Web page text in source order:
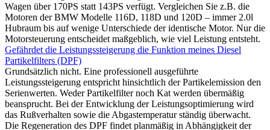
Wagen über 170PS statt 143PS verfügt. Vergleichen Sie z.B. die
Motoren der BMW Modelle 116D, 118D und 120D – immer 2.0l
Hubraum bis auf wenige Unterschiede der identische Motor. Nur die
Motorsteuerung entscheidet maßgeblich, wie viel Leistung entsteht.
Gefährdet die Leistungssteigerung die Funktion meines Diesel
Partikelfilters (DPF)
Grundsätzlich nicht. Eine professionell ausgeführte
Leistungssteigerung entspricht hinsichtlich der Partikelemission den
Serienwerten. Weder Partikelfilter noch Kat werden übermäßig
beansprucht. Bei der Entwicklung der Leistungsoptimierung wird
das Rußverhalten sowie die Abgastemperatur ständig überwacht.
Die Regeneration des DPF findet planmäßig in Abhängigkeit der